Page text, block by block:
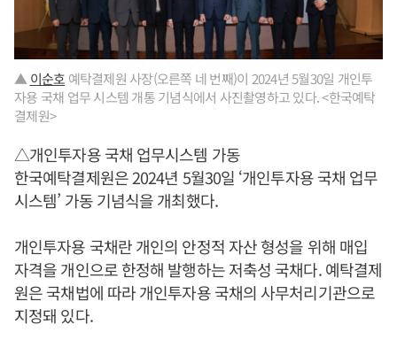
▲ 이순호 예탁결제원 사장(오른쪽 네 번째)이 2024년 5월30일 개인투
자용 국채 업무 시스템 개통 기념식에서 사진촬영하고 있다. <한국예탁
결제원>
△개인투자용 국채 업무시스템 가동
한국예탁결제원은 2024년 5월30일 ‘개인투자용 국채 업무
시스템’ 가동 기념식을 개최했다.
개인투자용 국채란 개인의 안정적 자산 형성을 위해 매입
자격을 개인으로 한정해 발행하는 저축성 국채다. 예탁결제
원은 국채법에 따라 개인투자용 국채의 사무처리기관으로
지정돼 있다.